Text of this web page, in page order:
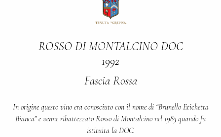
ROSSO DI MONTALCINO DOC
1992
Fascia Rossa
In origine questo vino era conosciuto con il nome di “Brunello Etichetta
Bianca” e venne ribattezzato Rosso di Montalcino nel 1983 quando fu
istituita la DOC.